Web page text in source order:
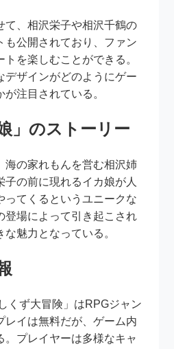
て、相沢栄子や相沢千鶴の
も公開されており、ファン
を楽しむことができる。
デザインがどのようにゲー
注目されている。
」のストーリー
海の家れもんを営む相沢姉
子の前に現れるイカ娘が人
ってくるというユニークな
登場によって引き起こされ
魅力となっている。
くず大冒険」はRPGジャン
レイは無料だが、ゲーム内
。プレイヤーは多様なキャ